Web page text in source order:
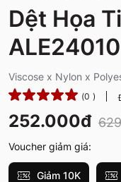
Dệt Họa
ALE24010
Viscose x Nylon x
(0 )
252.000đ
Voucher giảm giá:
Giảm 10K